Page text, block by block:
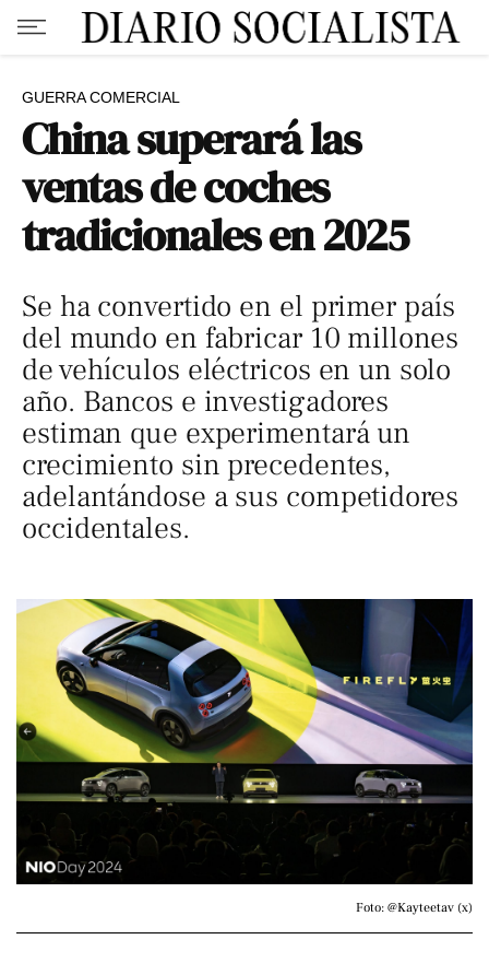
GUERRA COMERCIAL
China superará las
ventas de coches
tradicionales en 2025
Se ha convertido en el primer país
del mundo en fabricar 10 millones
de vehículos eléctricos en un solo
año. Bancos e investigadores
estiman que experimentará un
crecimiento sin precedentes,
adelantándose a sus competidores
occidentales.
Foto: @Kayteetav (x)